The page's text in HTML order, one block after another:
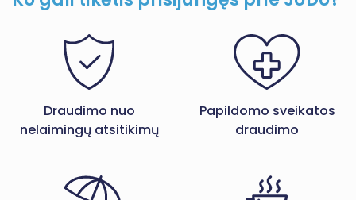
Draudimo nuo
nelaimingų atsitikimų
Papildomo sveikatos
draudimo